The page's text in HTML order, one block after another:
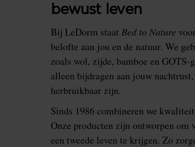
bewust leven
Bij LeDorm staat Bed to Nature
belofte aan jou en de natuur. We
zoals wol, zijde, bamboe en
alleen bijdragen aan jouw
herbruikbaar zijn.
Sinds 1986 combineren we
Onze producten zijn ontworpen
een tweede leven te krijgen. Zo